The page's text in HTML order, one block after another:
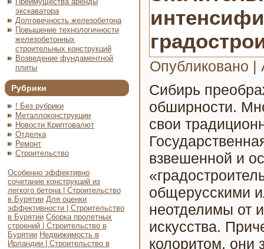
экскаватора
Долговечность железобетона
Повышение технологичности
железобетонных
строительных конструкций
Возведение фундаментной
плиты
Рубрики
! Без рубрики
Металлоконструкции
Новости Криптовалют
Отделка
Ремонт
Строительство
Особенно эффективно
сочетание конструкций из
легкого бетона | Строительство
в Бурятии Для оценки
эффективности | Строительство
в Бурятии Сборка пролетных
строений | Строительство в
Бурятии Недвижимость в
Ирландии | Строительство в
Опубликовано |
Сибирь
обширности.
свои
взвешенной и
общерусскими
неотделимы от
искусства.
колоритом, они